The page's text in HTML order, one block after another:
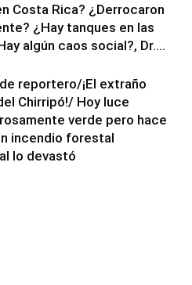
Costa Rica? ¿Derrocaron
¿Hay tanques en las
algún caos social?, Dr....
reportero/¡El extraño
Chirripó!/ Hoy luce
verde pero hace
incendio forestal
lo devastó